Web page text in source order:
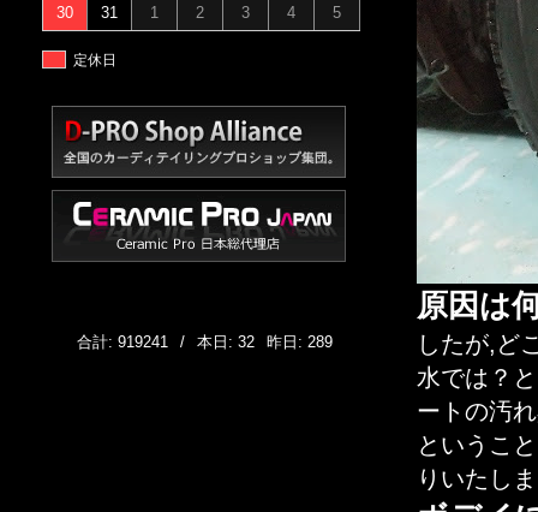
原因は
したが,ど
水では？
ートの汚
というこ
りいたし
30
31 1 2 3 4 5
定休日
合計: 919241 / 本日: 32 昨日: 289